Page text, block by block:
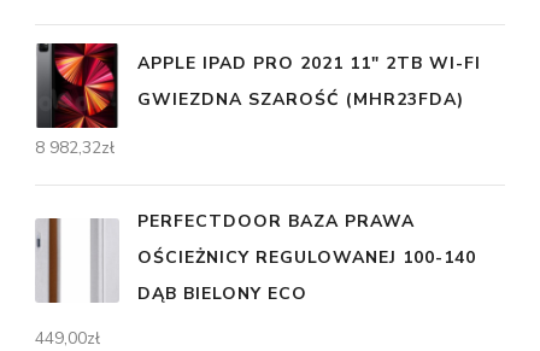
APPLE IPAD PRO 2021 11" 2TB WI-FI
GWIEZDNA SZAROŚĆ (MHR23FDA)
8 982,32zł
PERFECTDOOR BAZA PRAWA
OŚCIEŻNICY REGULOWANEJ 100-140
DĄB BIELONY ECO
449,00zł